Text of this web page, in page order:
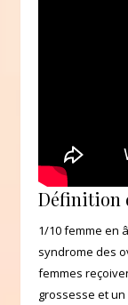
Définition
1/10 femme en
syndrome des
femmes
grossesse et